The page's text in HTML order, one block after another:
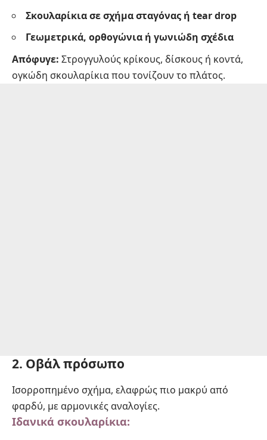
Σκουλαρίκια σε σχήμα σταγόνας ή tear drop
Γεωμετρικά, ορθογώνια ή γωνιώδη σχέδια
Απόφυγε: Στρογγυλούς κρίκους, δίσκους ή κοντά,
ογκώδη σκουλαρίκια που τονίζουν το πλάτος.
2. Οβάλ πρόσωπο
Ισορροπημένο σχήμα, ελαφρώς πιο μακρύ από
φαρδύ, με αρμονικές αναλογίες.
Ιδανικά σκουλαρίκια: